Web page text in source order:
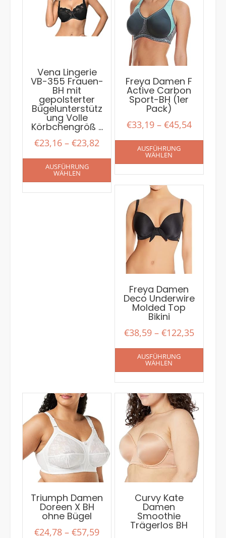
Vena Lingerie
VB-355 Frauen-
BH mit
gepolsterter
Bügelunterstütz
ung Volle
Körbchengröß …
€23,16 –€23,82
AUSFÜHRUNG
WÄHLEN
Freya Damen F
Active Carbon
Sport-BH (1er
Pack)
€33,19– €45,54
AUSFÜHRUNG
WÄHLEN
Freya Damen
Deco Underwire
Molded Top
Bikini
€38,59– €122,35
AUSFÜHRUNG
WÄHLEN
Curvy Kate
Damen
Smoothie
Trägerlos BH
Triumph Damen
Doreen X BH
ohne Bügel
€24,78 –€57,59